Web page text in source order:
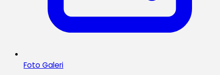
Foto Galeri